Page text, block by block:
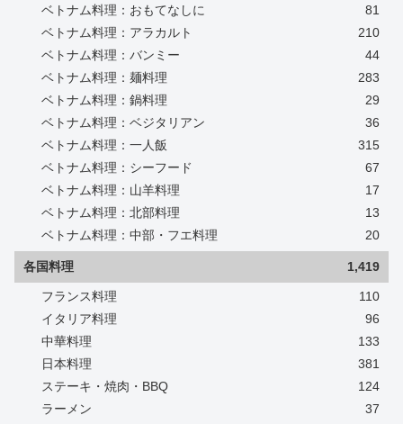
ベトナム料理：おもてなしに
81
ベトナム料理：アラカルト
210
ベトナム料理：バンミー
44
ベトナム料理：麺料理
283
ベトナム料理：鍋料理
29
ベトナム料理：ベジタリアン
36
ベトナム料理：一人飯
315
ベトナム料理：シーフード
67
ベトナム料理：山羊料理
17
ベトナム料理：北部料理
13
ベトナム料理：中部・フエ料理
20
各国料理 1,419
フランス料理
110
イタリア料理
96
中華料理
133
日本料理
381
ステーキ・焼肉・BBQ
124
ラーメン
37